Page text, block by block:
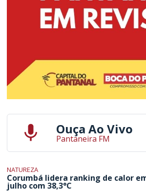
Ouça Ao Vivo
Pantaneira FM
NATUREZA
Corumbá lidera ranking de calor
julho com 38,3°C